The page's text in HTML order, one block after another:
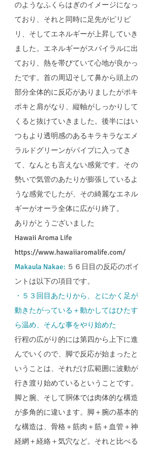
のようなふくらはぎのイメージになっ
ており、それと同時に足先がピリピ
リ、そしてエネルギーが上昇していき
ました。エネルギーがスパイラルに出
ており、熱を帯びていて心地が良かっ
たです。首の周辺そして鼻から頭上の
部分全体的に反応がありましたがポキ
ポキと肩がなり、縦軸がしっかりして
くると抜けていきました。後半にはい
つもより透明感のあるキラキラなエメ
ラルドグリーンがパイプに入ってき
て、なんとも言えない感覚です。その
勢いで気管のあたりが膨張しているよ
うな感覚でしたが、その綺麗なエネル
ギーがオーラ全体に広がり終了。
ありがとうございました
Hawaii Aroma Life
https://www.hawaiiaromalife.com/
Makaula Nakae: ５６日目の反応のポイ
ントは以下の項目です。
・５３回目あたりから、とにかく足が
動きたがっている＋動かしてはひたす
ら温め、そんな事をやり始めた​
行程の広がり的には第四から上下に進
んでいくので、脚で反応が始まったと
いうことは、それだけ広範囲に波動が
行き渡り始めているということです。
脚と腕、そして胴体では肉体的な構造
が多角的に違います。脚＋腕の基本的
な構造は、骨格＋筋肉＋筋＋血管＋神
経網＋経絡＋気穴など。それと比べる